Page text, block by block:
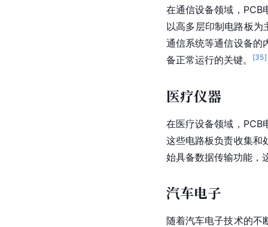
在通信设备领域，PCB
以高多层印制电路板为
通信系统等通信设备的
备正常运行的关键。
[35]
医疗仪器
在医疗设备领域，PCB
这些电路板负责收集和
始具备数据传输功能，
汽车电子
随着汽车电子技术的不